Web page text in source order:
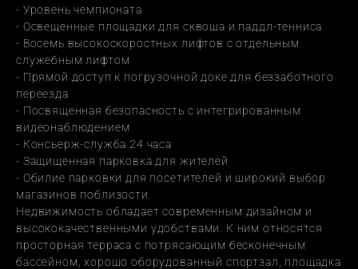
- Уровень чемпионата
- Освещенные площадки для сквоша и паддл-тенниса
- Восемь высокоскоростных лифтов с отдельным
служебным лифтом
- Прямой доступ к погрузочной доке для беззаботного
переезда
- Посвященная безопасность с интегрированным
видеонаблюдением
- Консьерж-служба 24 часа
- Защищенная парковка для жителей
- Обилие парковки для посетителей и широкий выбор
магазинов поблизости.
Недвижимость обладает современным дизайном и
высококачественными удобствами. К ним относятся
просторная терраса с потрясающим бесконечным
бассейном, хорошо оборудованный спортзал, площадка